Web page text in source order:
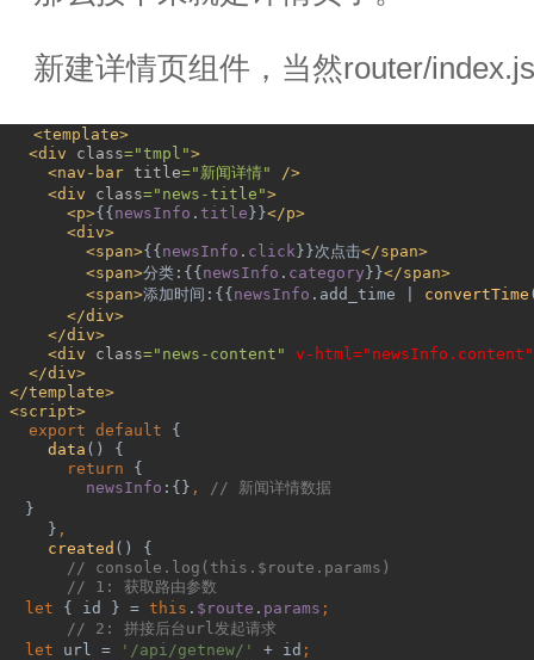
新建详情页组件，当然router/index.js
<template>
<div class="tmpl">
<nav-bar title=" 新闻详情" />
<div class="news-title">
<p>{{ newsInfo . title }}</p>
<div>
<span>{{ newsInfo . click }}次点击</span>
<span>分类 :{{ newsInfo . category }}</span>
<span>添加时间 :{{ newsInfo .add_time | convertTime
</div>
</div>
<div class="news-content" v-html="newsInfo.content"
</div>
</template>
<script>
export default {
data () {
return {
newsInfo :{} , // 新闻详情数据
}
} ,
created () {
// console.log(this.$route.params)
// 1: 获取路由参数
let { id } = this . $route . params ;
// 2: 拼接后台 url发起请求
let url = '/api/getnew/' + id ;